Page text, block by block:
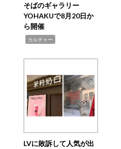
そばのギャラリー
YOHAKUで8月20日か
ら開催
カルチャー
LVに敗訴して人気が出